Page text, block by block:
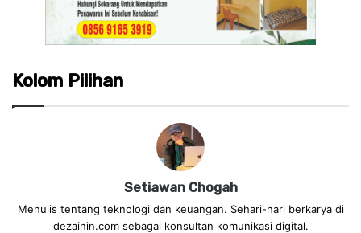
Kolom Pilihan
Setiawan Chogah
Menulis tentang teknologi dan keuangan. Sehari-hari berkarya di
dezainin.com sebagai konsultan komunikasi digital.